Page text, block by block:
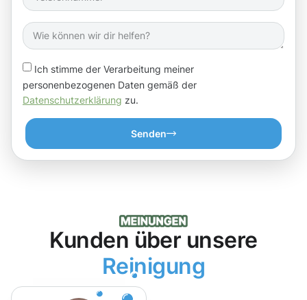
Ich stimme der Verarbeitung meiner
personenbezogenen Daten gemäß der
Datenschutzerklärung zu.
Senden
Kunden über unsere
Reinigung